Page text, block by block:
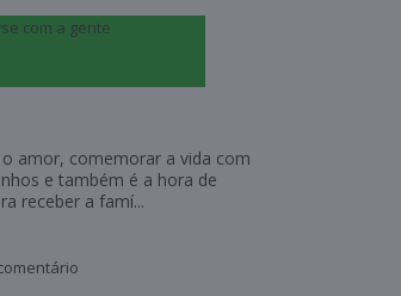
com a gente
amor, comemorar a vida com
e também é a hora de
receber a famí...